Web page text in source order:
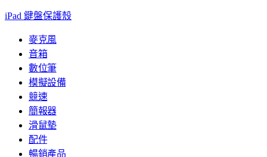
iPad 鍵盤保護殼
麥克風
音箱
數位筆
模擬設備
競速
簡報器
滑鼠墊
配件
暢銷產品